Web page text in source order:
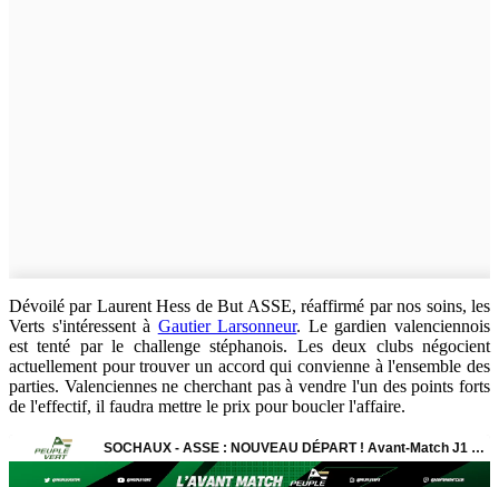
Dévoilé par Laurent Hess de But ASSE, réaffirmé par nos soins, les
Verts s'intéressent à Gautier Larsonneur. Le gardien valenciennois
est tenté par le challenge stéphanois. Les deux clubs négocient
actuellement pour trouver un accord qui convienne à l'ensemble des
parties. Valenciennes ne cherchant pas à vendre l'un des points forts
de l'effectif, il faudra mettre le prix pour boucler l'affaire.